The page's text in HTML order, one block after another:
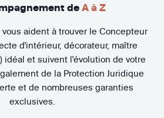
de A à Z
vous aident à trouver le Concepteur
d'intérieur, décorateur, maître
idéal et suivent l'évolution de votre
de la Protection Juridique
et de nombreuses garanties
exclusives.